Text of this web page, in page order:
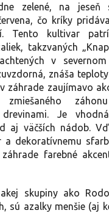
zelené, na
čo kríky
Tento kultivar
takzvaných
v
znáša
záhrade zaujímavo
drevinami. Je
aj väčších nádob.
a dekoratívnemu
farebné
skupiny ako
sú azalky menšie (aj